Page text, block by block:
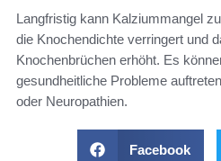
Langfristig kann Kalziummangel
die Knochendichte verringert und
Knochenbrüchen erhöht. Es
gesundheitliche Probleme
oder Neuropathien.
Facebook